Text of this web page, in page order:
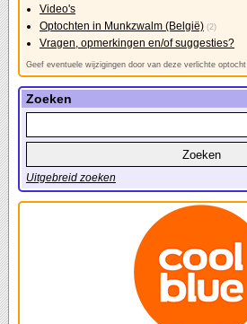
Video's
Optochten in Munkzwalm (België) (2)
Vragen, opmerkingen en/of suggesties?
Geef eventuele wijzigingen door van deze verlichte optocht
Zoeken
Uitgebreid zoeken